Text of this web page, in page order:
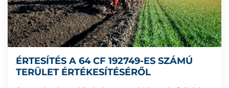
ÉRTESÍTÉS A 64 CF 192749-ES SZÁMÚ
TERÜLET ÉRTÉKESÍTÉSÉRŐL